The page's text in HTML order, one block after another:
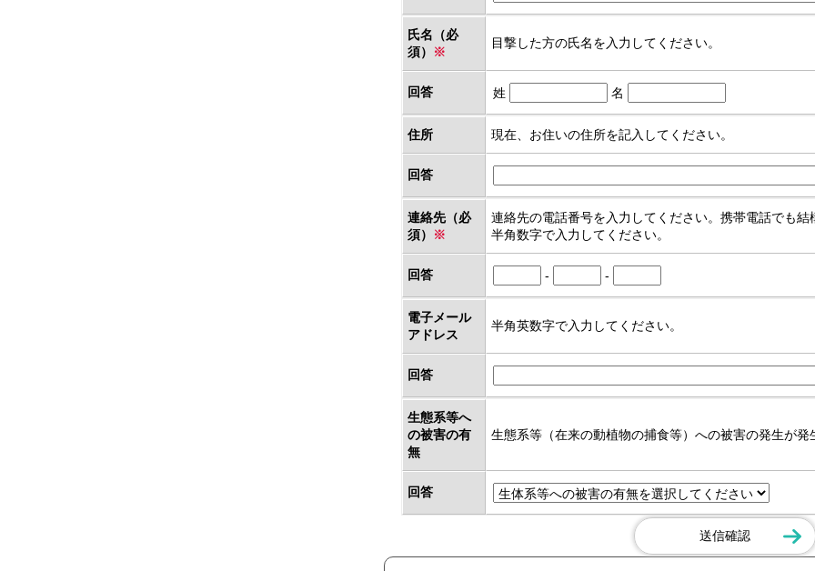
氏名（必
須）
※
目撃した方の氏名を入力してください。
回答 姓 名
住所 現在、お住いの住所を記入してください。
回答
連絡先（必
須）
※
連絡先の電話番号を入力してください。携帯電話でも結
半角数字で入力してください。
回答 - -
電子メール
アドレス
半角英数字で入力してください。
回答
生態系等へ
の被害の有
無
生態系等（在来の動植物の捕食等）への被害の発生が
回答